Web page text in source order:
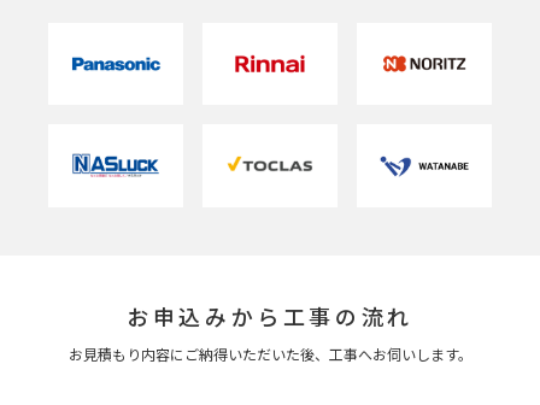
お申込みから工事の流れ
お見積もり内容にご納得いただいた後、工事へお伺いします。